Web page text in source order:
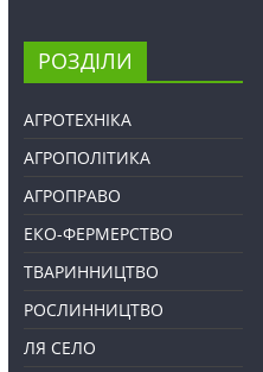
РОЗДІЛИ
АГРОТЕХНІКА
АГРОПОЛІТИКА
АГРОПРАВО
ЕКО-ФЕРМЕРСТВО
ТВАРИННИЦТВО
РОСЛИННИЦТВО
ЛЯ СЕЛО